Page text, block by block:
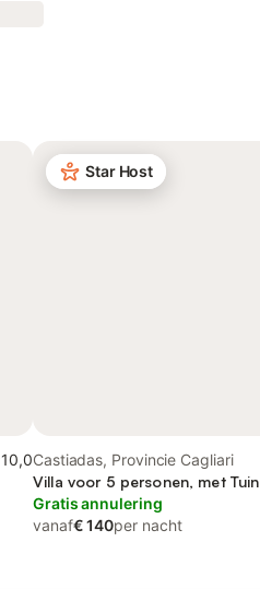
10,0
Star Host
Castiadas, Provincie Cagliari
Villa voor 5 personen, met Tuin
Gratis annulering
vanaf€ 140per nacht